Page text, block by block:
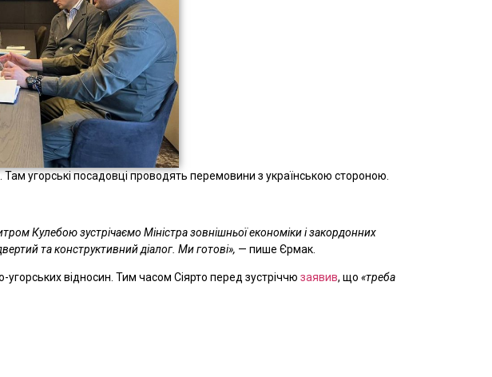
угорські посадовці проводять перемовини з українською стороною.
Кулебою зустрічаємо Міністра зовнішньої економіки і закордонних
та конструктивний діалог. Ми готові», — пише Єрмак.
відносин. Тим часом Сіярто перед зустріччю заявив, що «треба